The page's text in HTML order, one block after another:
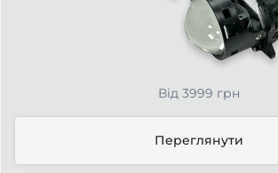
Від 3999 грн
Переглянути